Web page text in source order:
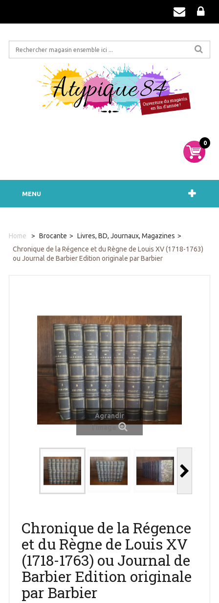
0
MENU
Home > Brocante > Livres, BD, Journaux, Magazines >
Chronique de la Régence et du Règne de Louis XV (1718-1763)
ou Journal de Barbier Edition originale par Barbier
Agrandir
Chronique de la Régence
et du Règne de Louis XV
(1718-1763) ou Journal de
Barbier Edition originale
par Barbier